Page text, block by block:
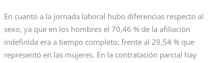
En cuanto a la jornada laboral hubo diferencias respecto al
sexo, ya que en los hombres el 70,46 % de la afiliación
indefinida era a tiempo completo, frente al 29,54 % que
representó en las mujeres. En la contratación parcial hay